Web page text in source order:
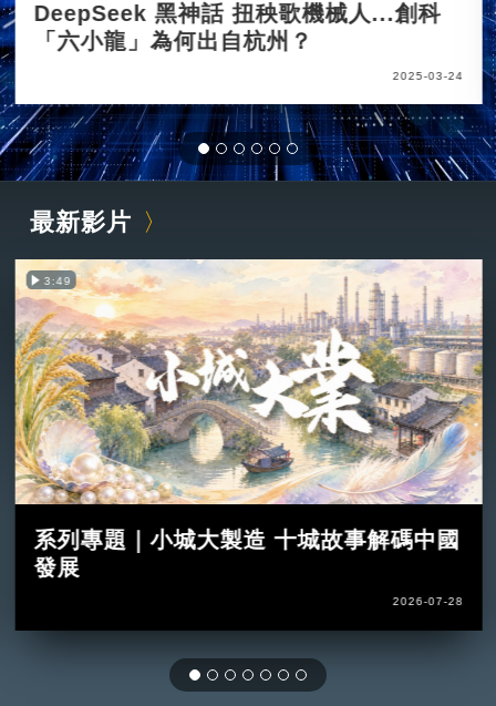
DeepSeek 黑神話 扭秧歌機械人...創科
「六小龍」為何出自杭州？
2025-03-24
最新影片
3:49
系列專題｜小城大製造 十城故事解碼中國
發展
2026-07-28